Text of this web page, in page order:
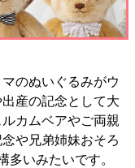
のぬいぐるみがウ
産の記念として大
カムベアやご両親
や兄弟姉妹おそろ
多いみたいです。